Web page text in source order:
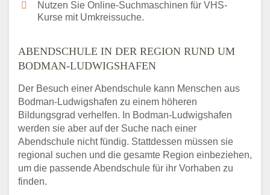
Nutzen Sie Online-Suchmaschinen für VHS-
Kurse mit Umkreissuche.
ABENDSCHULE IN DER REGION RUND UM
BODMAN-LUDWIGSHAFEN
Der Besuch einer Abendschule kann Menschen aus
Bodman-Ludwigshafen zu einem höheren
Bildungsgrad verhelfen. In Bodman-Ludwigshafen
werden sie aber auf der Suche nach einer
Abendschule nicht fündig. Stattdessen müssen sie
regional suchen und die gesamte Region einbeziehen,
um die passende Abendschule für ihr Vorhaben zu
finden.